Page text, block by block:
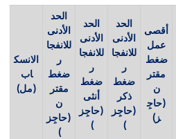
أقصى
عمل
ضغط
مقتر
ن
(حاجِ
ز)
الحد
الأدنى
للانفجا
ر
ضغط
ذكر
(حاجِز
)
الحد
الأدنى
للانفجا
ر
ضغط
أنثى
(حاجِز
)
الحد
الأدنى
للانفجا
ر
ضغط
مقتر
ن
(حاجِز
)
الانسك
اب
(مل)